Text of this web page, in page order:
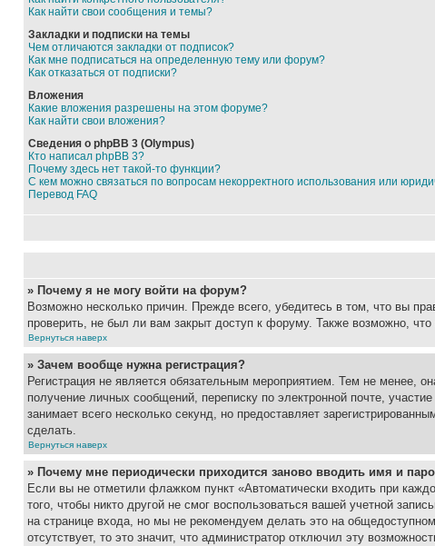
Как найти свои сообщения и темы?
Закладки и подписки на темы
Чем отличаются закладки от подписок?
Как мне подписаться на определенную тему или форум?
Как отказаться от подписки?
Вложения
Какие вложения разрешены на этом форуме?
Как найти свои вложения?
Сведения о phpBB 3 (Olympus)
Кто написал phpBB 3?
Почему здесь нет такой-то функции?
С кем можно связаться по вопросам некорректного использования или
Перевод FAQ
» Почему я не могу войти на форум?
Возможно несколько причин. Прежде всего, убедитесь в том, что вы
проверить, не был ли вам закрыт доступ к форуму. Также возможно,
Вернуться наверх
» Зачем вообще нужна регистрация?
Регистрация не является обязательным мероприятием. Тем не менее,
получение личных сообщений, переписку по электронной почте,
занимает всего несколько секунд, но предоставляет
сделать.
Вернуться наверх
» Почему мне периодически приходится заново вводить имя и
Если вы не отметили флажком пункт «Автоматически входить при
того, чтобы никто другой не смог воспользоваться вашей учетной
на странице входа, но мы не рекомендуем делать это на
отсутствует, то это значит, что администратор отключил эту